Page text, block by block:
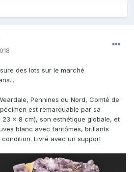
des lots sur le marché
Pennines du Nord, Comté de
est remarquable par sa
x 8 cm), son esthétique globale, et
blanc avec fantômes, brillants
Livré avec un support